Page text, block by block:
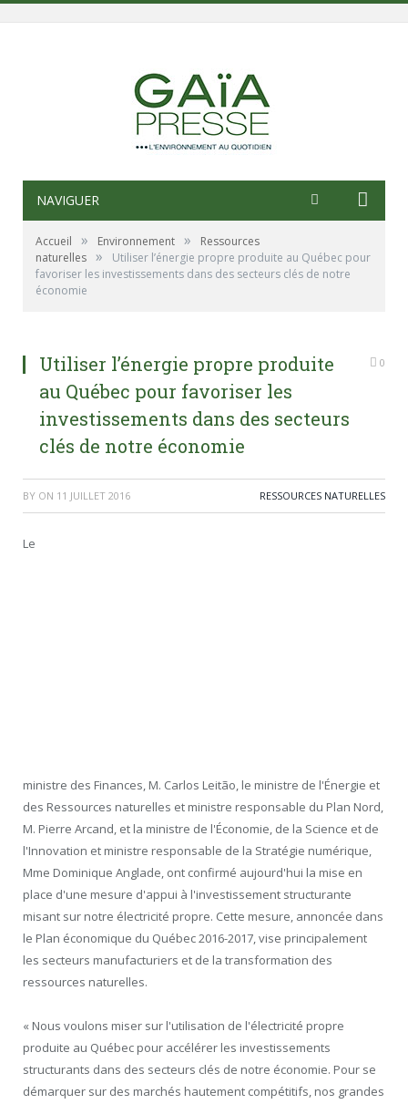
NAVIGUER
Accueil » Environnement »
Ressources
naturelles »
Utiliser l’énergie propre produite au Québec pour
favoriser les investissements dans des secteurs clés de notre
économie
Utiliser l’énergie propre produite
au Québec pour favoriser les
investissements dans des secteurs
clés de notre économie
0
BY ON 11 JUILLET 2016 RESSOURCES NATURELLES
Le
ministre des Finances, M. Carlos Leitão, le ministre de l'Énergie et
des Ressources naturelles et ministre responsable du Plan Nord,
M. Pierre Arcand, et la ministre de l'Économie, de la Science et de
l'Innovation et ministre responsable de la Stratégie numérique,
Mme Dominique Anglade, ont confirmé aujourd'hui la mise en
place d'une mesure d'appui à l'investissement structurante
misant sur notre électricité propre. Cette mesure, annoncée dans
le Plan économique du Québec 2016-2017, vise principalement
les secteurs manufacturiers et de la transformation des
ressources naturelles.
« Nous voulons miser sur l'utilisation de l'électricité propre
produite au Québec pour accélérer les investissements
structurants dans des secteurs clés de notre économie. Pour se
démarquer sur des marchés hautement compétitifs, nos grandes